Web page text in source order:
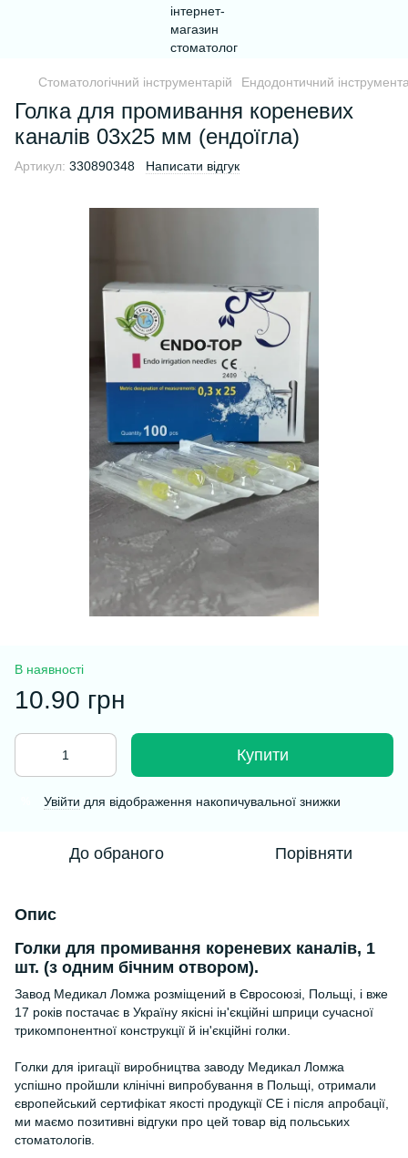
Стоматологічний інструментарій Ендодонтичний
Голка для промивання кореневих
каналів 03х25 мм (ендоїгла)
Артикул: 330890348 Написати відгук
В наявності
10.90 грн
Купити
Увійти для відображення накопичувальної знижки
До обраного Порівняти
Опис
Голки для промивання кореневих каналів, 1
шт. (з одним бічним отвором).
Завод Медикал Ломжа розміщений в Євросоюзі, Польщі, і вже
17 років постачає в Україну якісні ін'єкційні шприци сучасної
трикомпонентної конструкції й ін'єкційні голки.
Голки для іригації виробництва заводу Медикал Ломжа
успішно пройшли клінічні випробування в Польщі, отримали
європейський сертифікат якості продукції CE і після апробації,
ми маємо позитивні відгуки про цей товар від польських
стоматологів.